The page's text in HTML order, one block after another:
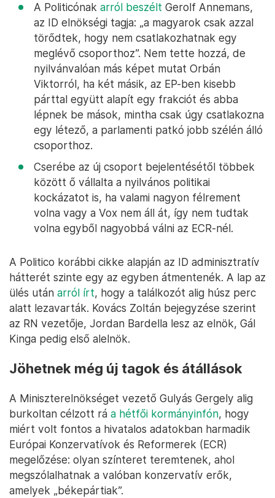
A Politicónak arról beszélt Gerolf Annemans,
az ID elnökségi tagja: „a magyarok csak azzal
törődtek, hogy nem csatlakozhatnak egy
meglévő csoporthoz”. Nem tette hozzá, de
nyilvánvalóan más képet mutat Orbán
Viktorról, ha két másik, az EP-ben kisebb
párttal együtt alapít egy frakciót és abba
lépnek be mások, mintha csak úgy csatlakozna
egy létező, a parlamenti patkó jobb szélén álló
csoporthoz.
Cserébe az új csoport bejelentésétől többek
között ő vállalta a nyilvános politikai
kockázatot is, ha valami nagyon félrement
volna vagy a Vox nem áll át, így nem tudtak
volna egyből nagyobbá válni az ECR-nél.
A Politico korábbi cikke alapján az ID adminisztratív
hátterét szinte egy az egyben átmentenék. A lap az
ülés után arról írt, hogy a találkozót alig húsz perc
alatt lezavarták. Kovács Zoltán bejegyzése szerint
az RN vezetője, Jordan Bardella lesz az elnök, Gál
Kinga pedig első alelnök.
Jöhetnek még új tagok és átállások
A Miniszterelnökséget vezető Gulyás Gergely alig
burkoltan célzott rá a hétfői kormányinfón, hogy
miért volt fontos a hivatalos adatokban harmadik
Európai Konzervatívok és Reformerek (ECR)
megelőzése: olyan színteret teremtenek, ahol
megszólalhatnak a valóban konzervatív erők,
amelyek „békepártiak”.